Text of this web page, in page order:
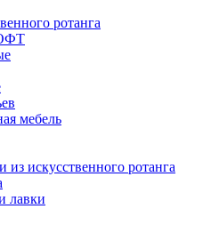
ротанга
мебель
искусственного ротанга
лавки